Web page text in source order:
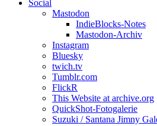
Social
Mastodon
IndieBlocks-Notes
Mastodon-Archiv
Instagram
Bluesky
twich.tv
Tumblr.com
FlickR
This Website at archive.org
QuickShot-Fotogalerie
Suzuki / Santana Jimny